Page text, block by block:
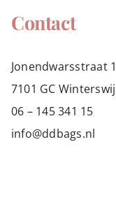
Contact
Jonendwarsstraat 1
7101 GC
06 – 145 341 15
info@ddbags.nl